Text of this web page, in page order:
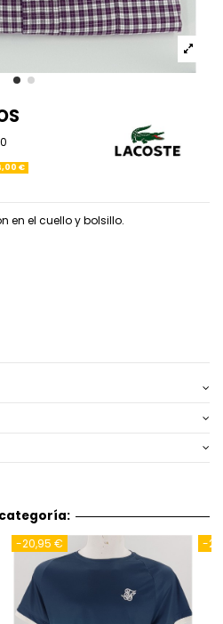
€
en el cuello y bolsillo.
categoría: